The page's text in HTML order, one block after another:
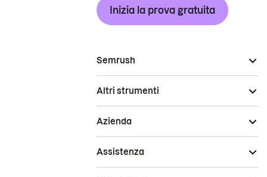
Inizia la prova gratuita
Semrush
Altri strumenti
Azienda
Assistenza